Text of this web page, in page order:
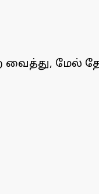
மேல்